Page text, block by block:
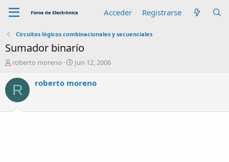
Acceder Registrarse
Circuitos lógicos combinacionales y secuenciales
Sumador binario
A
t
o
r
roberto moreno
F
c
Jun 12, 2006
R roberto moreno